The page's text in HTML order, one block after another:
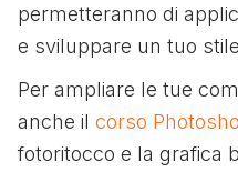
permetteranno di
e sviluppare un tuo
Per ampliare le tue
anche ilcorso
fotoritocco e la grafica